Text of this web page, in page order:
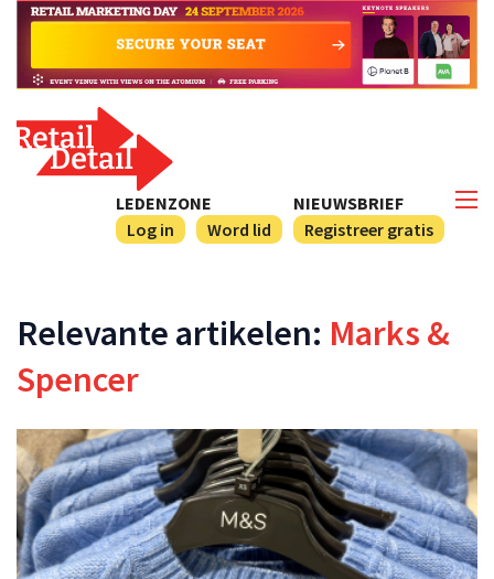
NIEUWSBRIEF
Registreer gratis
LEDENZONE
Log in
Word lid
Relevante artikelen: Marks &
Spencer